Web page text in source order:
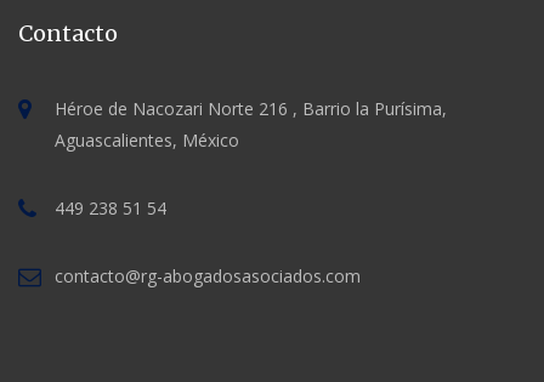
Contacto
Héroe de Nacozari Norte 216 , Barrio la Purísima,
Aguascalientes, México
449 238 51 54
contacto@rg-abogadosasociados.com